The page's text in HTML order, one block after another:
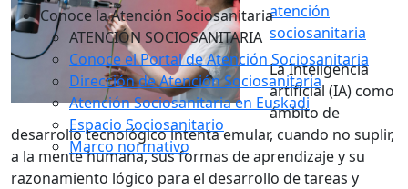
Conoce la Atención Sociosanitaria
ATENCIÓN SOCIOSANITARIA
Conoce el Portal de Atención Sociosanitaria
Dirección de Atención Sociosanitaria
Atención Sociosanitaria en Euskadi
Espacio Sociosanitario
Marco normativo
atención
sociosanitaria
La Inteligencia
artificial (IA) como
ámbito de
desarrollo tecnológico intenta emular, cuando no suplir,
a la mente humana, sus formas de aprendizaje y su
razonamiento lógico para el desarrollo de tareas y